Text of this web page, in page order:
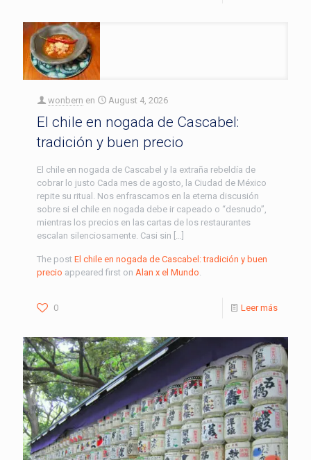
wonbern en August 4, 2026
El chile en nogada de Cascabel:
tradición y buen precio
El chile en nogada de Cascabel y la extraña rebeldía de
cobrar lo justo Cada mes de agosto, la Ciudad de México
repite su ritual. Nos enfrascamos en la eterna discusión
sobre si el chile en nogada debe ir capeado o “desnudo”,
mientras los precios en las cartas de los restaurantes
escalan silenciosamente. Casi sin […]
The post El chile en nogada de Cascabel: tradición y buen
precio appeared first on Alan x el Mundo
0 Leer más